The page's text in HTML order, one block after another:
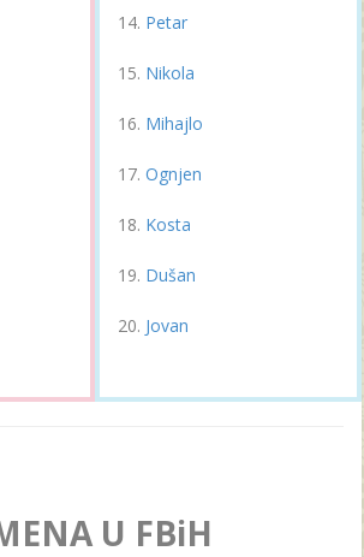
Petar
Nikola
Mihajlo
Ognjen
Kosta
Dušan
Jovan
U FBiH